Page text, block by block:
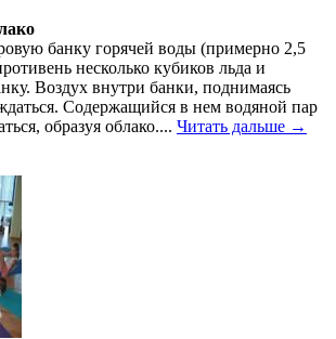
банку горячей воды (примерно 2,5
несколько кубиков льда и
Воздух внутри банки, поднимаясь
Содержащийся в нем водяной пар
образуя облако.... Читать дальше →